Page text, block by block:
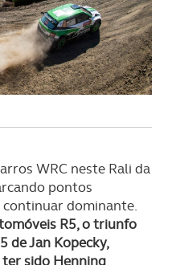
do site.
WRC neste Rali da
pontos
continuar dominante.
R5, o triunfo
de Jan Kopecky,
sido Henning